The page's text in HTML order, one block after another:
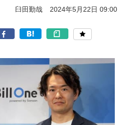
臼田勤哉 2024年5月22日 09:00